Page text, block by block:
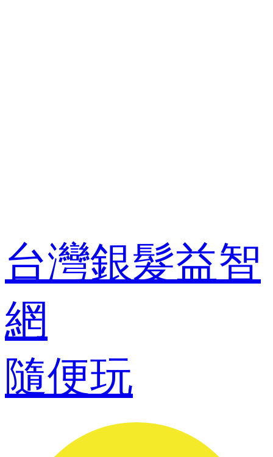
台灣銀髮益智
網
隨便玩